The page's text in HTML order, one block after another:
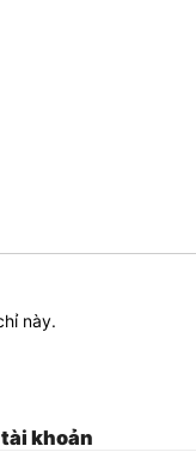
này.
tài khoản